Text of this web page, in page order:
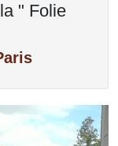
" Folie